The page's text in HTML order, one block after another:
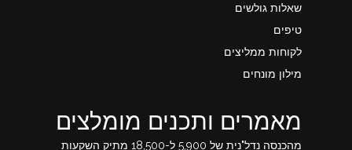
שאלות גולשים
טיפים
לקוחות ממליצים
מילון מונחים
מאמרים ותכנים מומלצים
מהכנסה נדל"נית של 5,900 ל-18,500 מתיק השקעות